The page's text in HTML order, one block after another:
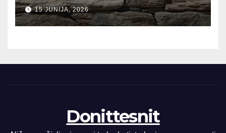
15 JUNIJA, 2026
Donittesnit